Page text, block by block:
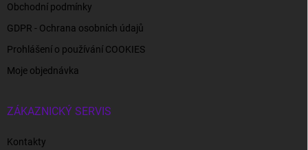
Obchodní podmínky
GDPR - Ochrana osobních údajů
Prohlášení o používání COOKIES
Moje objednávka
ZÁKAZNICKÝ SERVIS
Kontakty